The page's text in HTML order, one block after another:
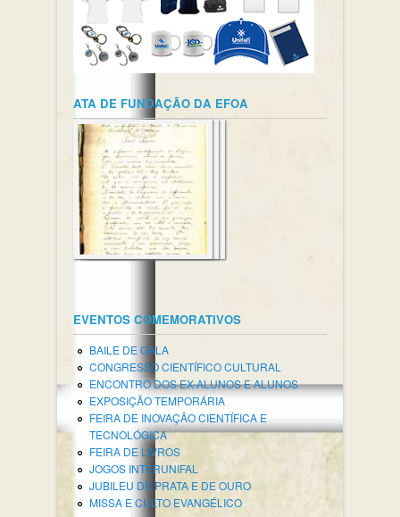
ATA DE FUNDAÇÃO DA EFOA
EVENTOS COMEMORATIVOS
BAILE DE GALA
CONGRESSO CIENTÍFICO CULTURAL
ENCONTRO DOS EX-ALUNOS E ALUNOS
EXPOSIÇÃO TEMPORÁRIA
FEIRA DE INOVAÇÃO CIENTÍFICA E
TECNOLÓGICA
FEIRA DE LIVROS
JOGOS INTERUNIFAL
JUBILEU DE PRATA E DE OURO
MISSA E CULTO EVANGÉLICO